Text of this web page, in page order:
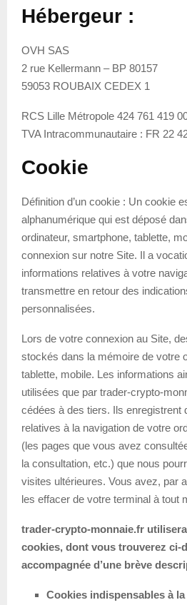
Hébergeur :
OVH SAS
2 rue Kellermann – BP 80157
59053 ROUBAIX CEDEX 1
RCS Lille Métropole 424 761 419
TVA Intracommunautaire : FR 22
Cookie
Définition d’un cookie : Un cookie
alphanumérique qui est déposé
ordinateur, smartphone, tablette,
connexion sur notre Site. Il a
informations relatives à votre
transmettre en retour des
personnalisées.
Lors de votre connexion au Site,
stockés dans la mémoire de votre
tablette, mobile. Les informations
utilisées que par trader-crypto-
cédées à des tiers. Ils enregistrent
relatives à la navigation de votre
(les pages que vous avez
la consultation, etc.) que nous
visites ultérieures. Vous avez, par
les effacer de votre terminal à tout
trader-crypto-monnaie.fr
cookies, dont vous trouverez ci-
accompagnée d’une brève
Cookies indispensables à